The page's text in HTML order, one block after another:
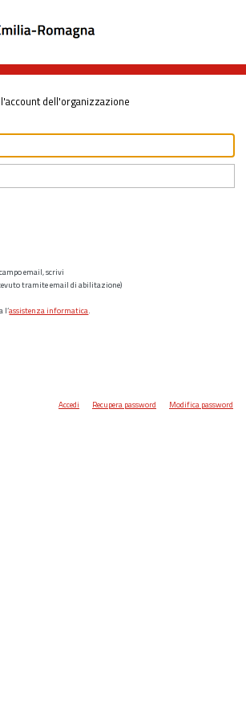
dell'organizzazione
email, scrivi
tramite email di abilitazione)
l’assistenza informatica.
Accedi Recupera password Modifica password